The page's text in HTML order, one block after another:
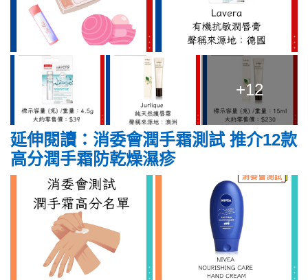
+12
延伸閱讀：消委會潤手霜測試 推介12款
高分潤手霜防乾燥濕疹